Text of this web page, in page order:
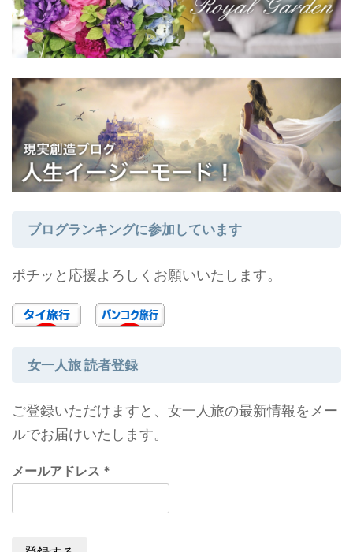
ブログランキングに参加しています
ポチッと応援よろしくお願いいたします。
女一人旅 読者登録
ご登録いただけますと、女一人旅の最新情報をメー
ルでお届けいたします。
メールアドレス *